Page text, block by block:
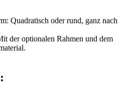
Quadratisch oder rund, ganz nach
der optionalen Rahmen und dem